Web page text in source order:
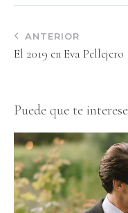
ANTERIOR
El 2019 en Eva Pellejero
Puede que te interese